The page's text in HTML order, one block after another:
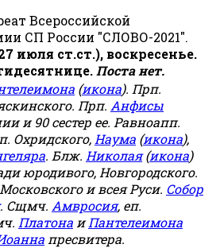
Всероссийской
СП России "СЛОВО-2021".
июля ст.ст.), воскресенье.
Поста нет.
(икона). Прп.
Прп. Анфисы
и 90 сестер ее. Равноапп.
Охридского, Наума (икона),
. Блж. Николая(икона)
юродивого, Новгородского.
и всея Руси. Собор
. Сщмч. Амвросия, еп.
Платона иПантелеимона
пресвитера.